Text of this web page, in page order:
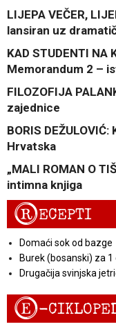
LIJEPA VEČER,
lansiran uz
KAD STUDENTI NA
Memorandum 2 –
FILOZOFIJA
zajednice
BORIS
Hrvatska
„MALI ROMAN O
intimna knjiga
RECEPTI
Domaći sok od bazge
Burek (bosanski) za
Drugačija svinjska
E-